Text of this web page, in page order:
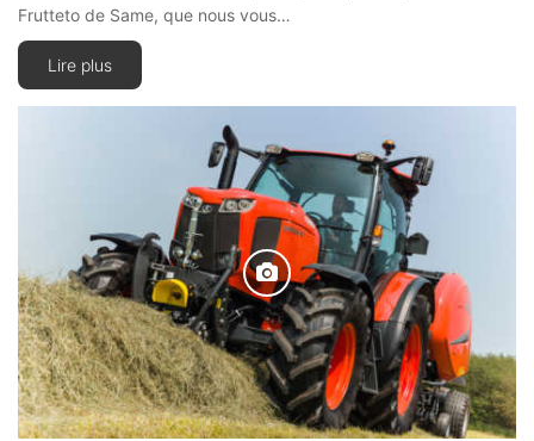
Frutteto de Same, que nous vous…
Lire plus